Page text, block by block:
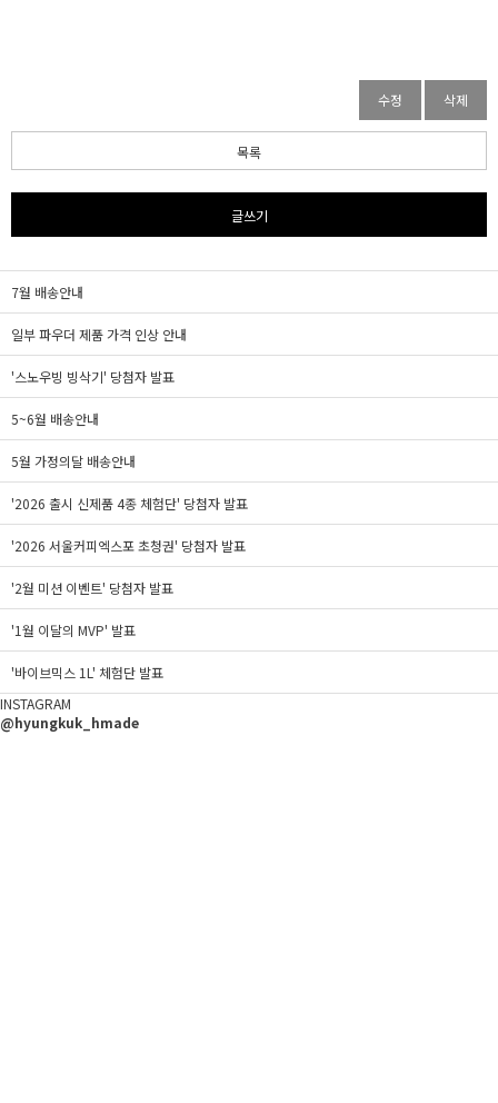
수정 삭제
목록
글쓰기
7월 배송안내
일부 파우더 제품 가격 인상 안내
'스노우빙 빙삭기' 당첨자 발표
5~6월 배송안내
5월 가정의달 배송안내
'2026 출시 신제품 4종 체험단' 당첨자 발표
'2026 서울커피엑스포 초청권' 당첨자 발표
'2월 미션 이벤트' 당첨자 발표
'1월 이달의 MVP' 발표
'바이브믹스 1L' 체험단 발표
INSTAGRAM
@hyungkuk_hmade